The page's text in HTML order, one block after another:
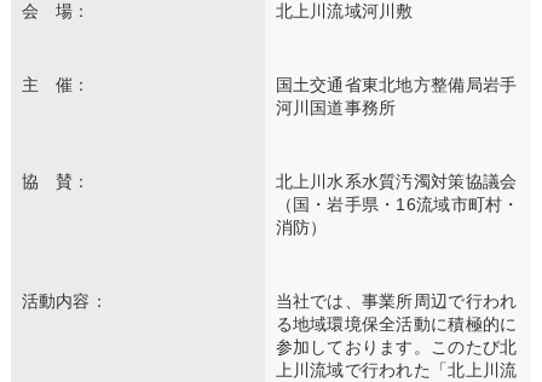
会 場： 北上川流域河川敷
主 催：
国土交通省東北地方整備局岩手
河川国道事務所
協 賛：
北上川水系水質汚濁対策協議会
（国・岩手県・16流域市町村・
消防）
活動内容：
当社では、事業所周辺で行われ
る地域環境保全活動に積極的に
参加しております。このたび北
上川流域で行われた「北上川流